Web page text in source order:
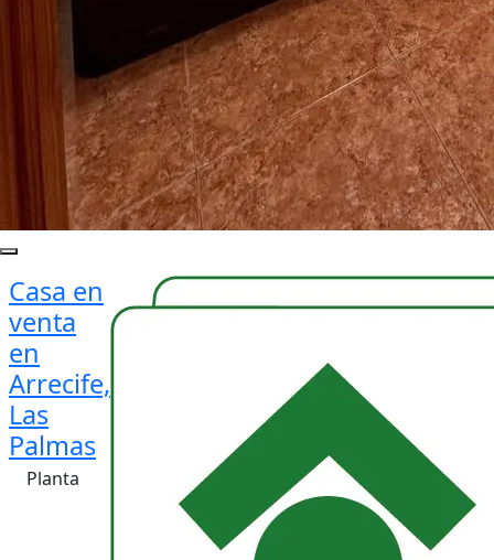
Casa en
venta
en
Arrecife,
Las
Palmas
Planta